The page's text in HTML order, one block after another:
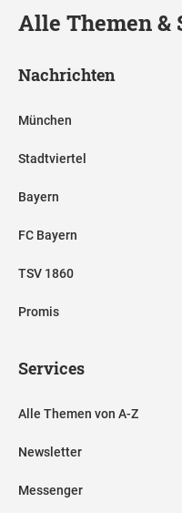
Alle Themen &
Nachrichten
München
Stadtviertel
Bayern
FC Bayern
TSV 1860
Promis
Services
Alle Themen von A-Z
Newsletter
Messenger